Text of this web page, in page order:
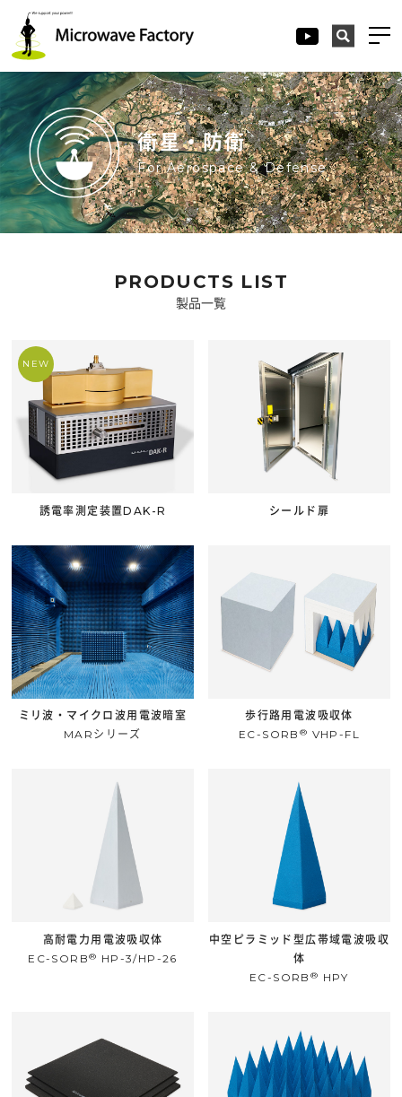
衛星・防衛
For Aerospace & Defense
PRODUCTS LIST
製品一覧
誘電率測定装置DAK-R シールド扉
ミリ波・マイクロ波用電波暗室
MARシリーズ
歩行路用電波吸収体
EC-SORB ® VHP-FL
高耐電力用電波吸収体
EC-SORB® HP-3/HP-26
中空ピラミッド型広帯域電波吸収
体
EC-SORB ® HPY